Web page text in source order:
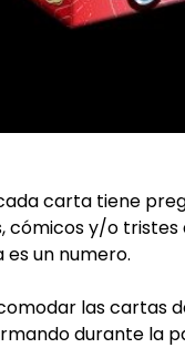
cada carta tiene
cómicos y/o
un numero.
las cartas
durante la